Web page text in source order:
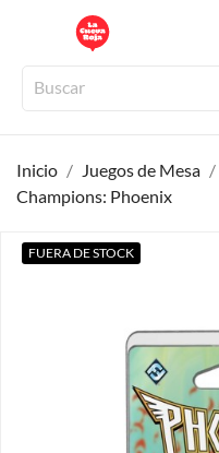
Inicio Juegos de Mesa
Champions: Phoenix
FUERA DE STOCK